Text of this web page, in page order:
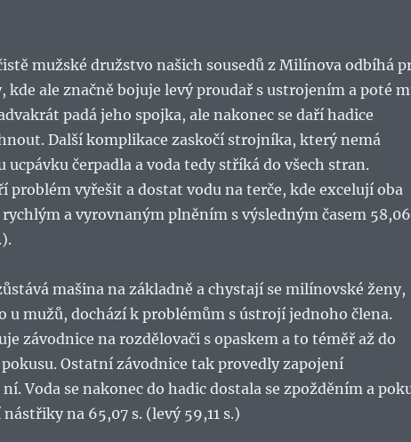
mužské družstvo našich sousedů z Milínova odbíhá
kde ale značně bojuje levý proudař s ustrojením a poté
padá jeho spojka, ale nakonec se daří hadice
Další komplikace zaskočí strojníka, který nemá
ucpávku čerpadla a voda tedy stříká do všech stran.
problém vyřešit a dostat vodu na terče, kde excelují oba
a vyrovnaným plněním s výsledným časem 58,06
mašina na základně a chystají se milínovské ženy,
u mužů, dochází k problémům s ústrojí jednoho člena.
závodnice na rozdělovači s opaskem a to téměř až do
Ostatní závodnice tak provedly zapojení
Voda se nakonec do hadic dostala se zpožděním a
na 65,07 s. (levý 59,11 s.)